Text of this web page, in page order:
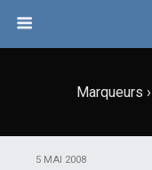
Marqueurs
5 MAI 2008